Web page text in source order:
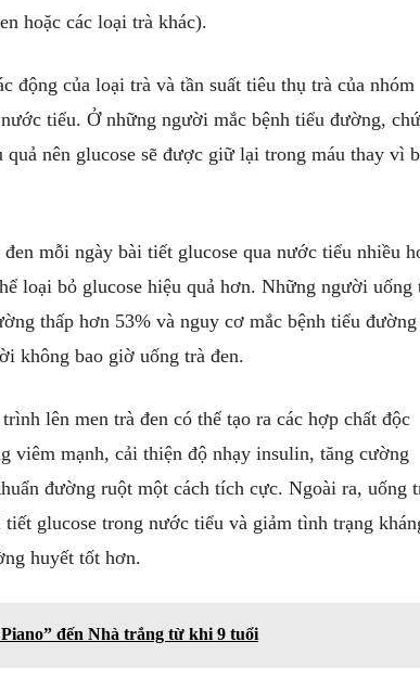
tiểu. Ở những người mắc bệnh tiểu đường,
nên glucose sẽ được giữ lại trong máu thay vì
loại bỏ glucose hiệu quả hơn. Những người uống
thấp hơn 53% và nguy cơ mắc bệnh tiểu đường
không bao giờ uống trà đen.
viêm mạnh, cải thiện độ nhạy insulin, tăng cường
đường ruột một cách tích cực. Ngoài ra, uống
glucose trong nước tiểu và giảm tình trạng
huyết tốt hơn.
đến Nhà trắng từ khi 9 tuổi